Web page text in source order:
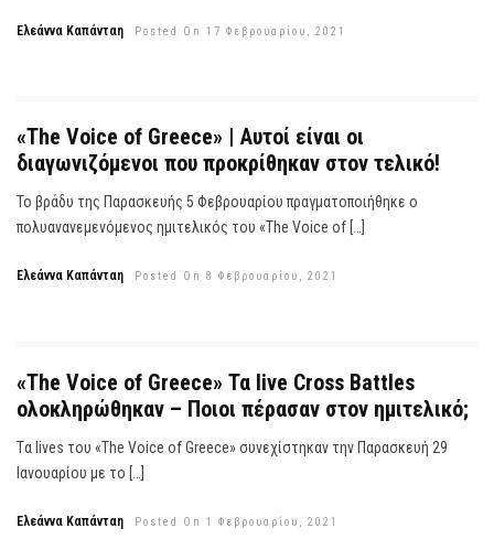
Ελεάννα Καπάνταη Posted On 17 Φεβρουαρίου, 2021
«The Voice of Greece» | Αυτοί είναι οι
διαγωνιζόμενοι που προκρίθηκαν στον τελικό!
Το βράδυ της Παρασκευής 5 Φεβρουαρίου πραγματοποιήθηκε ο
πολυανανεμενόμενος ημιτελικός του «The Voice of […]
Ελεάννα Καπάνταη Posted On 8 Φεβρουαρίου, 2021
«The Voice of Greece» Τα live Cross Battles
ολοκληρώθηκαν – Ποιοι πέρασαν στον ημιτελικό;
Tα lives του «The Voice of Greece» συνεχίστηκαν την Παρασκευή 29
Ιανουαρίου με το […]
Ελεάννα Καπάνταη Posted On 1 Φεβρουαρίου, 2021